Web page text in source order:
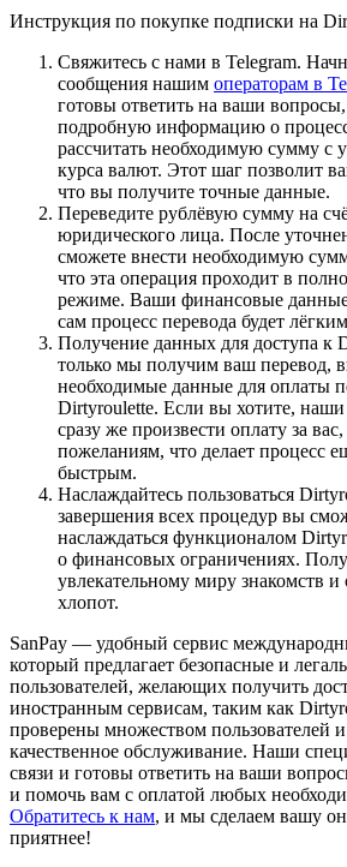
Инструкция по покупке подписки на
Свяжитесь с нами в Telegram.
сообщения нашим операторам в
готовы ответить на ваши вопросы,
подробную информацию о
рассчитать необходимую сумму с
курса валют. Этот шаг позволит
что вы получите точные данные.
Переведите рублёвую сумму на
юридического лица. После
сможете внести необходимую
что эта операция проходит в
режиме. Ваши финансовые
сам процесс перевода будет
Получение данных для доступа к
только мы получим ваш перевод,
необходимые данные для оплаты
Dirtyroulette. Если вы хотите,
сразу же произвести оплату за
пожеланиям, что делает процесс
быстрым.
Наслаждайтесь пользоваться
завершения всех процедур вы
наслаждаться функционалом
о финансовых ограничениях.
увлекательному миру знакомств
хлопот.
SanPay — удобный сервис
который предлагает безопасные и
пользователей, желающих получить
иностранным сервисам, таким как
проверены множеством пользователей
качественное обслуживание. Наши
связи и готовы ответить на ваши
и помочь вам с оплатой любых
Обратитесь к нам, и мы сделаем вашу
приятнее!